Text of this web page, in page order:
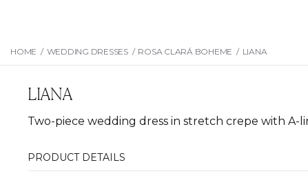
HOME / WEDDING DRESSES / ROSA CLARÁ BOHEME / LIANA
LIANA
Two-piece wedding dress in stretch crepe with
PRODUCT DETAILS